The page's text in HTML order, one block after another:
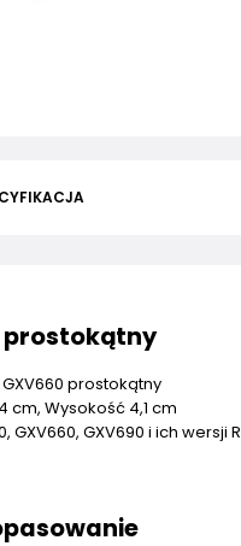
prostokątny
prostokątny
cm, Wysokość 4,1 cm
GXV660, GXV690 i ich wersji R